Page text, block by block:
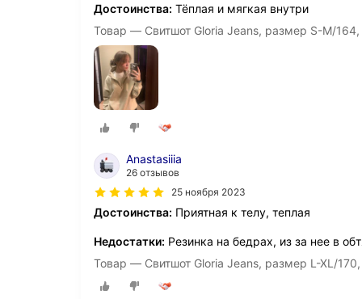
Достоинства: Тёплая и мягкая внутри
Товар — Свитшот Gloria Jeans, размер S-M/
Anastasiiia
26 отзывов
25 ноября 2023
Достоинства: Приятная к телу, теплая
Недостатки: Резинка на бедрах, из за нее в
Товар — Свитшот Gloria Jeans, размер L-XL/